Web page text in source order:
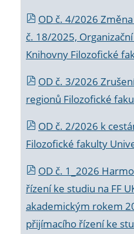
OD č. 4/2026
č. 18/2025,
Knihovny Filozofické
OD č. 3/2026
regionů Filozofické
OD č. 2/2026 k
Filozofické fakulty
OD č. 1_2026
řízení ke studiu na FF
akademickým rokem
přijímacího řízení ke